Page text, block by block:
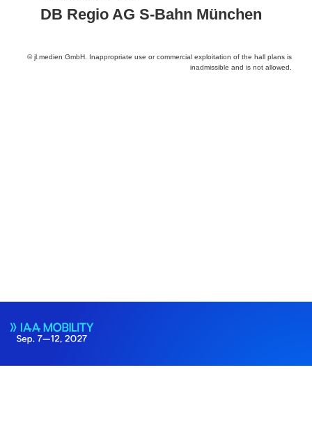
DB Regio AG S-Bahn München
© jl.medien GmbH. Inappropriate use or commercial exploitation of the hall plans is
inadmissible and is not allowed.